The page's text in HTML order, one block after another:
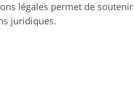
légales permet de soutenir
juridiques.